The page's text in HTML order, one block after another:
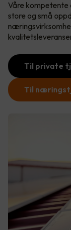
Våre
store og små
Til private
Til